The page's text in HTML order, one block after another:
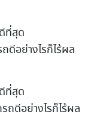
ที่สุด
ดีอย่างไรก็ไร้ผล
ที่สุด
ถดีอย่างไรก็ไร้ผล